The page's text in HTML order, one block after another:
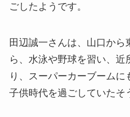
ごしたようです。
田辺誠一さんは、山口から
ら、水泳や野球を習い、近
り、スーパーカーブームに
子供時代を過ごしていたそ